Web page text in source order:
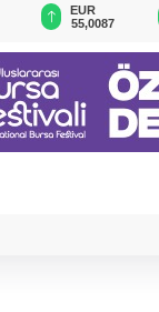
EUR
55,0087